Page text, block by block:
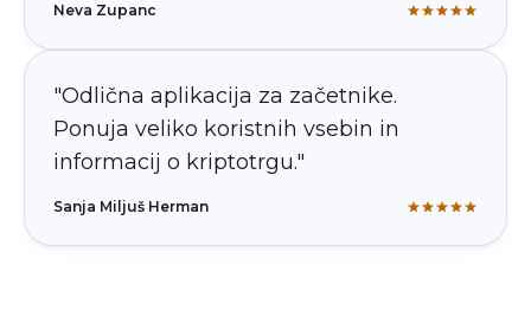
Neva Zupanc
"Odlična aplikacija za začetnike.
Ponuja veliko koristnih vsebin in
informacij o kriptotrgu."
Sanja Miljuš Herman